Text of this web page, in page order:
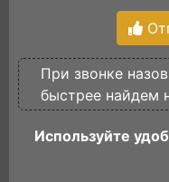
При звонке
быстрее найдем
Используйте